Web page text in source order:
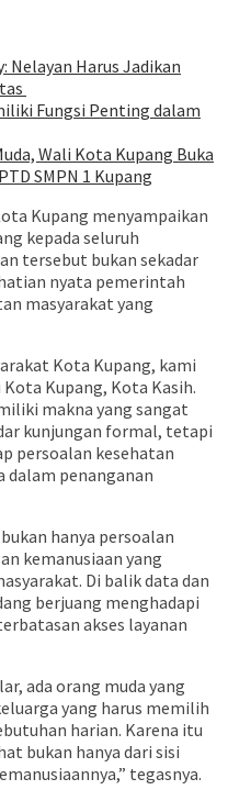
Nelayan Harus Jadikan
Fungsi Penting dalam
Wali Kota Kupang Buka
SMPN 1 Kupang
Kupang menyampaikan
kepada seluruh
tersebut bukan sekadar
nyata pemerintah
masyarakat yang
Kota Kupang, kami
Kupang, Kota Kasih.
makna yang sangat
kunjungan formal, tetapi
persoalan kesehatan
dalam penanganan
hanya persoalan
kemanusiaan yang
Di balik data dan
berjuang menghadapi
akses layanan
ada orang muda yang
yang harus memilih
harian. Karena itu
bukan hanya dari sisi
tegasnya.